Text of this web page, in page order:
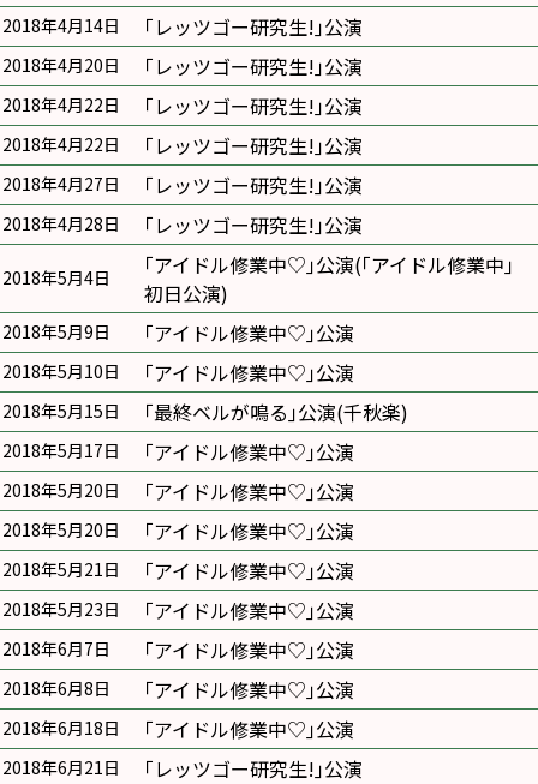
2018年4月14日 ｢レッツゴー研究生!｣公演
2018年4月20日 ｢レッツゴー研究生!｣公演
2018年4月22日 ｢レッツゴー研究生!｣公演
2018年4月22日 ｢レッツゴー研究生!｣公演
2018年4月27日 ｢レッツゴー研究生!｣公演
2018年4月28日 ｢レッツゴー研究生!｣公演
2018年5月4日
｢アイドル修業中♡｣公演(｢アイドル修業中｣
初日公演)
2018年5月9日 ｢アイドル修業中♡｣公演
2018年5月10日 ｢アイドル修業中♡｣公演
2018年5月15日 ｢最終ベルが鳴る｣公演(千秋楽)
2018年5月17日 ｢アイドル修業中♡｣公演
2018年5月20日 ｢アイドル修業中♡｣公演
2018年5月20日 ｢アイドル修業中♡｣公演
2018年5月21日 ｢アイドル修業中♡｣公演
2018年5月23日 ｢アイドル修業中♡｣公演
2018年6月7日 ｢アイドル修業中♡｣公演
2018年6月8日 ｢アイドル修業中♡｣公演
2018年6月18日 ｢アイドル修業中♡｣公演
2018年6月21日 ｢レッツゴー研究生!｣公演